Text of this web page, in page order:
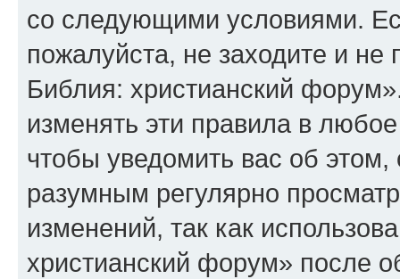
со следующими условиями.
пожалуйста, не заходите и
Библия: христианский
изменять эти правила в
чтобы уведомить вас об
разумным регулярно
изменений, так как
христианский форум» после